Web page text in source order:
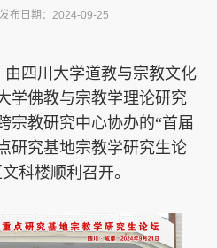
发布日期：2024-09-25
由四川大学道教与宗教文化
学佛教与宗教学理论研究
宗教研究中心协办的“首届
研究基地宗教学研究生论
科楼顺利召开。